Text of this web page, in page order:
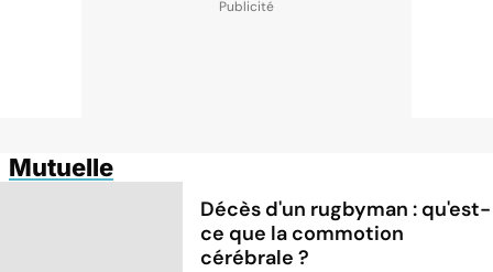
Mutuelle
Décès d'un rugbyman : qu'est-
ce que la commotion
cérébrale ?